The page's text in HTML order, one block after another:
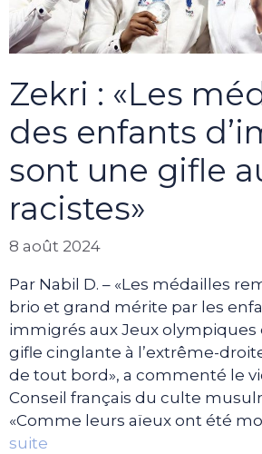
Zekri : «Les
des enfants
sont une gifle
racistes»
8 août 2024
Par Nabil D. – «Les médailles
brio et grand mérite par les
immigrés aux Jeux olympiques
gifle cinglante à l’extrême-
de tout bord», a commenté le
Conseil français du culte
«Comme leurs aïeux ont été
suite